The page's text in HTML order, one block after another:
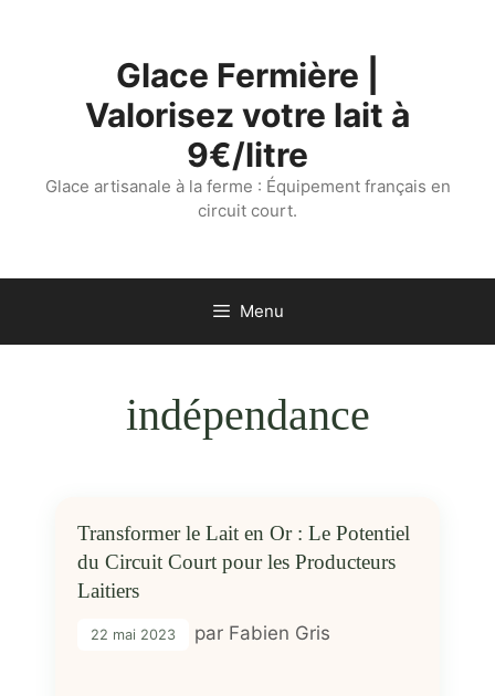
Glace Fermière |
Valorisez votre lait à
9€/litre
Glace artisanale à la ferme : Équipement français en
circuit court.
Menu
indépendance
Transformer le Lait en Or : Le Potentiel
du Circuit Court pour les Producteurs
Laitiers
22 mai 2023 par Fabien Gris